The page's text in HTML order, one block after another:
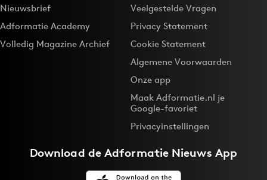
Nieuwsbrief
Adformatie Academy
Volledig Magazine Archief
Veelgestelde Vragen
Privacy Statement
Cookie Statement
Algemene Voorwaarden
Onze app
Maak Adformatie.nl je
Google-favoriet
Privacyinstellingen
Download deAdformatie Nieuws App